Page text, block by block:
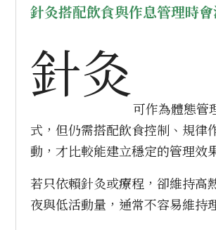
針灸搭配飲食與作息管理時會
針灸
可作為體態管
式，但仍需搭配飲食控制、規律
動，才比較能建立穩定的管理效
若只依賴針灸或療程，卻維持高
夜與低活動量，通常不容易維持